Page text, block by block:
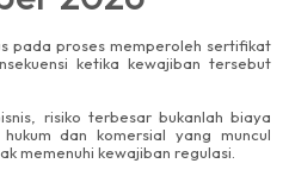
pada proses memperoleh sertifikat
ketika kewajiban tersebut
risiko terbesar bukanlah biaya
dan komersial yang muncul
memenuhi kewajiban regulasi.